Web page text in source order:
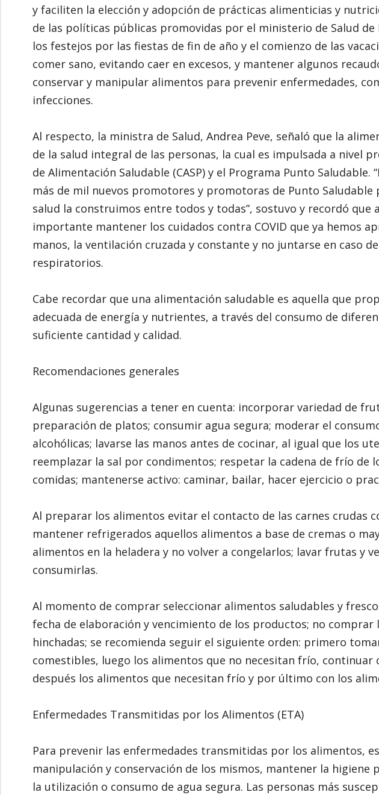
y faciliten la elección y adopción de prácticas alimenticias y
de las políticas públicas promovidas por el ministerio de Salud de
los festejos por las fiestas de fin de año y el comienzo de las
comer sano, evitando caer en excesos, y mantener algunos
conservar y manipular alimentos para prevenir enfermedades,
infecciones.
Al respecto, la ministra de Salud, Andrea Peve, señaló que la
de la salud integral de las personas, la cual es impulsada a nivel
de Alimentación Saludable (CASP) y el Programa Punto Saludable.
más de mil nuevos promotores y promotoras de Punto Saludable
salud la construimos entre todos y todas”, sostuvo y recordó que
importante mantener los cuidados contra COVID que ya hemos
manos, la ventilación cruzada y constante y no juntarse en caso
respiratorios.
Cabe recordar que una alimentación saludable es aquella que
adecuada de energía y nutrientes, a través del consumo de
suficiente cantidad y calidad.
Recomendaciones generales
Algunas sugerencias a tener en cuenta: incorporar variedad de
preparación de platos; consumir agua segura; moderar el
alcohólicas; lavarse las manos antes de cocinar, al igual que los
reemplazar la sal por condimentos; respetar la cadena de frío de
comidas; mantenerse activo: caminar, bailar, hacer ejercicio o
Al preparar los alimentos evitar el contacto de las carnes crudas
mantener refrigerados aquellos alimentos a base de cremas o
alimentos en la heladera y no volver a congelarlos; lavar frutas y
consumirlas.
Al momento de comprar seleccionar alimentos saludables y
fecha de elaboración y vencimiento de los productos; no comprar
hinchadas; se recomienda seguir el siguiente orden: primero
comestibles, luego los alimentos que no necesitan frío, continuar
después los alimentos que necesitan frío y por último con los
Enfermedades Transmitidas por los Alimentos (ETA)
Para prevenir las enfermedades transmitidas por los alimentos,
manipulación y conservación de los mismos, mantener la higiene
la utilización o consumo de agua segura. Las personas más